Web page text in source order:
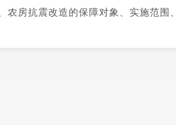
房抗震改造的保障对象、实施范围、